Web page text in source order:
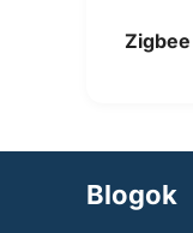
Zigbee
Blogok